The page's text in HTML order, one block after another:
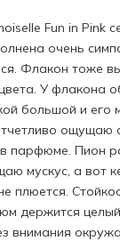
Fun in Pink
очень
Флакон тоже
У флакона
большой и его
ощущаю
парфюме. Пион
мускус, а вот
плюется.
держится
внимания